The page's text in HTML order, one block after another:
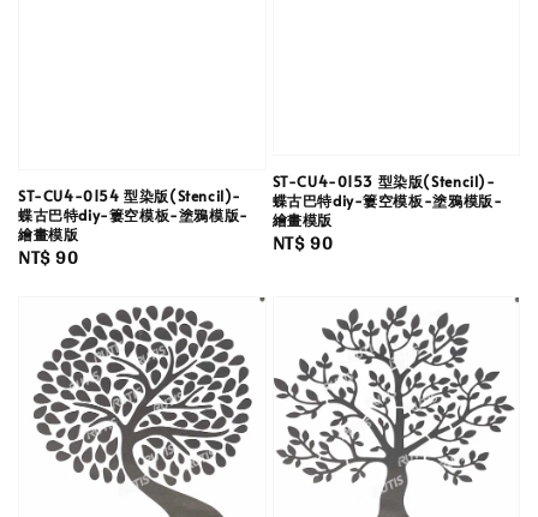
ST-CU4-0154 型染版(Stencil)-
蝶古巴特diy-簍空模板-塗鴉模版-
繪畫模版
Regular
NT$ 90
ST-CU4-0153 型染版(Stencil)-
蝶古巴特diy-簍空模板-塗鴉模版-
繪畫模版
Regular
NT$ 90